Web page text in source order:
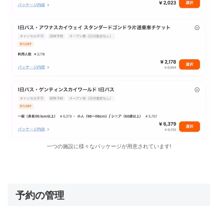
一つの施設に様々なパッケージが用意されています!
予約の管理